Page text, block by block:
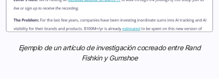
Ejemplo de un artículo de investigación cocreado entre Rand
Fishkin y Gumshoe